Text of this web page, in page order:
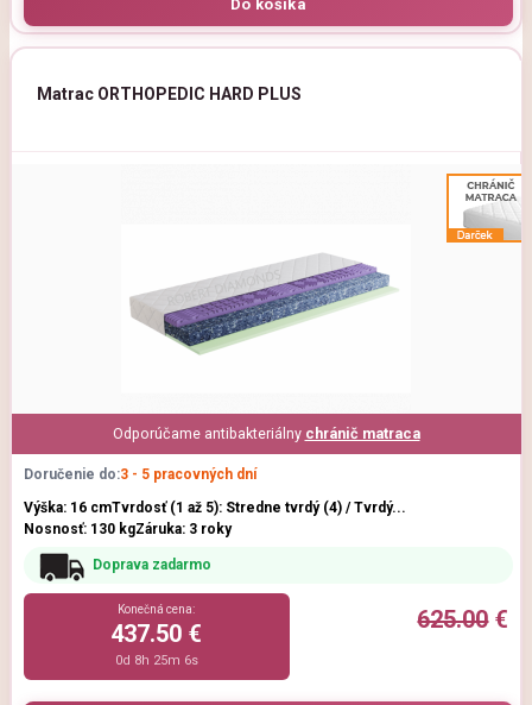
Matrac ORTHOPEDIC HARD PLUS
Odporúčame antibakteriálny chránič matraca
Doručenie do:3 - 5 pracovných dní
Výška: 16 cmTvrdosť (1 až 5): Stredne tvrdý (4) / Tvrdý...
Nosnosť: 130 kgZáruka: 3 roky
Doprava zadarmo
625.00€
Konečná cena:
437.50 €
0d 8h 25m 5s